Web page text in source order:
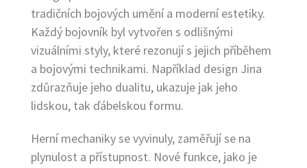
tradičních bojových umění a moderní estetiky.
Každý bojovník byl vytvořen s odlišnými
vizuálními styly, které rezonují s jejich příběhem
a bojovými technikami. Například design Jina
zdůrazňuje jeho dualitu, ukazuje jak jeho
lidskou, tak ďábelskou formu.
Herní mechaniky se vyvinuly, zaměřují se na
plynulost a přístupnost. Nové funkce, jako je